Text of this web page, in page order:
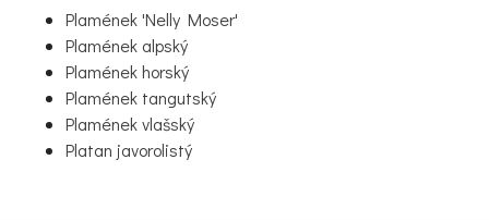
Plamének 'Nelly Moser'
Plamének alpský
Plamének horský
Plamének tangutský
Plamének vlašský
Platan javorolistý